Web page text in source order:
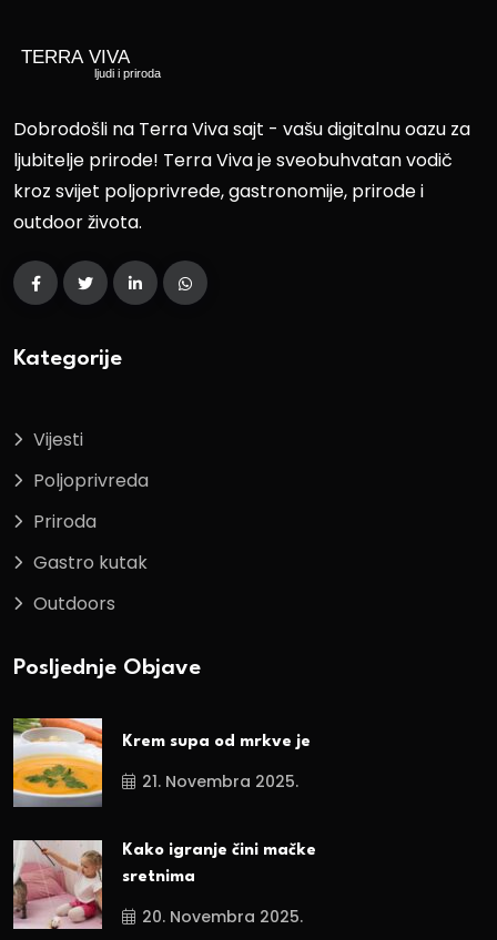
Dobrodošli na Terra Viva sajt - vašu digitalnu oazu za
ljubitelje prirode! Terra Viva je sveobuhvatan vodič
kroz svijet poljoprivrede, gastronomije, prirode i
outdoor života.
Kategorije
Vijesti
Poljoprivreda
Priroda
Gastro kutak
Outdoors
Posljednje Objave
Krem supa od mrkve je
21. Novembra 2025.
Kako igranje čini mačke
sretnima
20. Novembra 2025.